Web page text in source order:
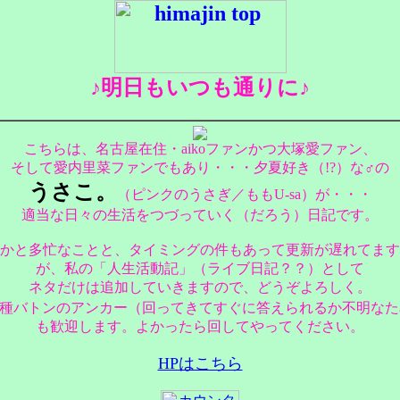
♪明日もいつも通りに♪
こちらは、名古屋在住・aikoファンかつ大塚愛ファン、
そして愛内里菜ファンでもあり・・・夕夏好き（!?）な♂の
うさこ。
（ピンクのうさぎ／ももU-sa）が・・・
適当な日々の生活をつづっていく（だろう）日記です。
と多忙なことと、タイミングの件もあって更新が遅れてま
が、私の「人生活動記」（ライブ日記？？）として
ネタだけは追加していきますので、どうぞよろしく。
バトンのアンカー（回ってきてすぐに答えられるか不明な
も歓迎します。よかったら回してやってください。
HPはこちら